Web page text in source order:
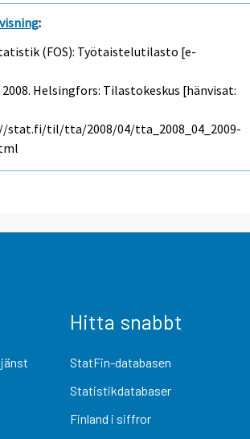
:
(FOS): Työtaistelutilasto [e-
2008. Helsingfors: Tilastokeskus [hänvisat:
til/tta/2008/04/tta_2008_04_2009-
Hitta snabbt
StatFin-databasen
Statistikdatabaser
Finland i siffror